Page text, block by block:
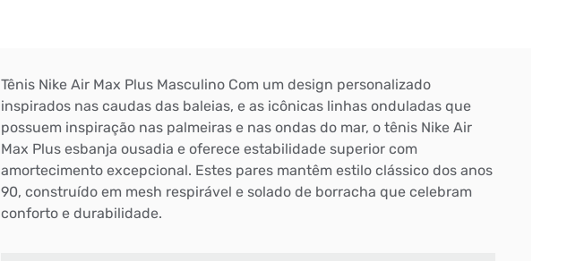
Tênis Nike Air Max Plus Masculino Com um design personalizado
inspirados nas caudas das baleias, e as icônicas linhas onduladas que
possuem inspiração nas palmeiras e nas ondas do mar, o tênis Nike Air
Max Plus esbanja ousadia e oferece estabilidade superior com
amortecimento excepcional. Estes pares mantêm estilo clássico dos anos
90, construído em mesh respirável e solado de borracha que celebram
conforto e durabilidade.